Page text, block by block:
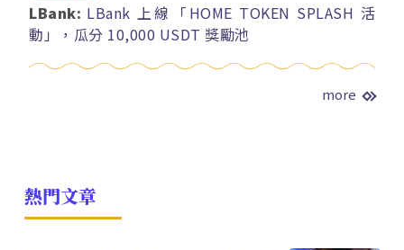
LBank: LBank 上線「HOME TOKEN SPLASH 活
動」，瓜分 10,000 USDT 獎勵池
more
熱門文章